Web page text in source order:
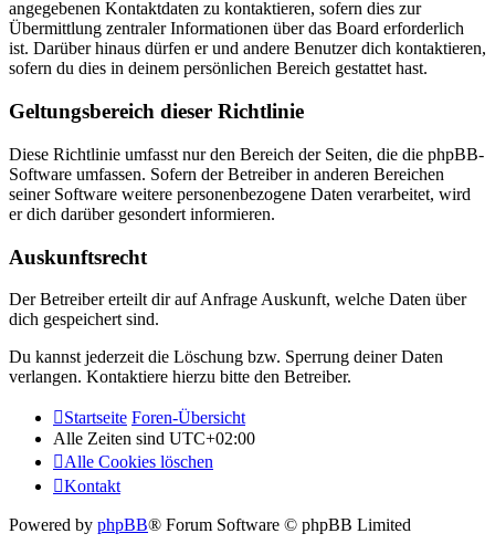
angegebenen Kontaktdaten zu kontaktieren, sofern dies zur
Übermittlung zentraler Informationen über das Board erforderlich
ist. Darüber hinaus dürfen er und andere Benutzer dich kontaktieren,
sofern du dies in deinem persönlichen Bereich gestattet hast.
Geltungsbereich dieser Richtlinie
Diese Richtlinie umfasst nur den Bereich der Seiten, die die phpBB-
Software umfassen. Sofern der Betreiber in anderen Bereichen
seiner Software weitere personenbezogene Daten verarbeitet, wird
er dich darüber gesondert informieren.
Auskunftsrecht
Der Betreiber erteilt dir auf Anfrage Auskunft, welche Daten über
dich gespeichert sind.
Du kannst jederzeit die Löschung bzw. Sperrung deiner Daten
verlangen. Kontaktiere hierzu bitte den Betreiber.
Startseite Foren-Übersicht
Alle Zeiten sind UTC+02:00
Alle Cookies löschen
Kontakt
Powered by phpBB® Forum Software © phpBB Limited